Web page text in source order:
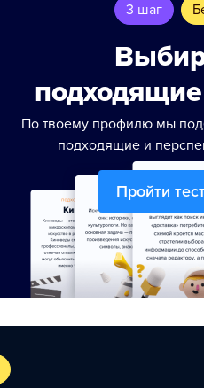
3 шаг
По твоему профилю мы
подходящие и
Пройти